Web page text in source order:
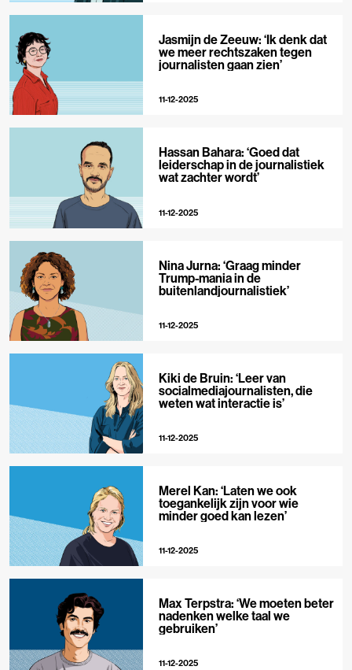
Jasmijn de Zeeuw: ‘Ik denk dat
we meer rechtszaken tegen
journalisten gaan zien’
11-12-2025
Hassan Bahara: ‘Goed dat
leiderschap in de journalistiek
wat zachter wordt’
11-12-2025
Nina Jurna: ‘Graag minder
Trump-mania in de
buitenlandjournalistiek’
11-12-2025
Kiki de Bruin: ‘Leer van
socialmediajournalisten, die
weten wat interactie is’
11-12-2025
Merel Kan: ‘Laten we ook
toegankelijk zijn voor wie
minder goed kan lezen’
11-12-2025
Max Terpstra: ‘We moeten beter
nadenken welke taal we
gebruiken’
11-12-2025